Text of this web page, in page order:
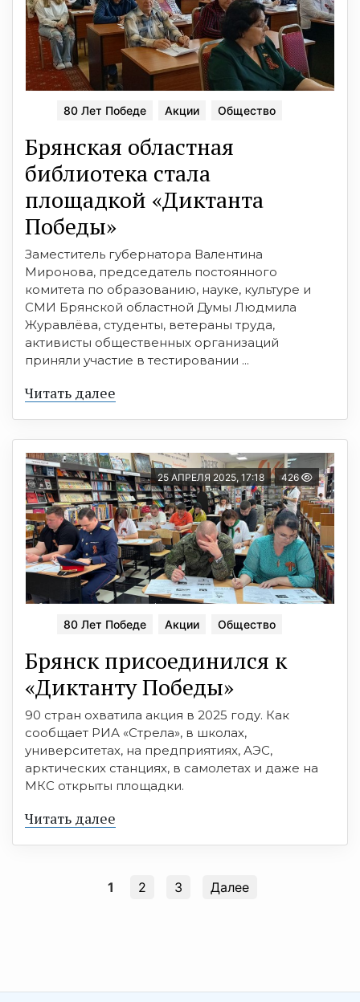
80 Лет Победе Акции Общество
Брянская областная
библиотека стала
площадкой «Диктанта
Победы»
Заместитель губернатора Валентина
Миронова, председатель постоянного
комитета по образованию, науке, культуре и
СМИ Брянской областной Думы Людмила
Журавлёва, студенты, ветераны труда,
активисты общественных организаций
приняли участие в тестировании ...
Читать далее
25 АПРЕЛЯ 2025, 17:18 426
80 Лет Победе Акции Общество
Брянск присоединился к
«Диктанту Победы»
90 стран охватила акция в 2025 году. Как
сообщает РИА «Стрела», в школах,
университетах, на предприятиях, АЭС,
арктических станциях, в самолетах и даже на
МКС открыты площадки.
Читать далее
1 2 3 Далее